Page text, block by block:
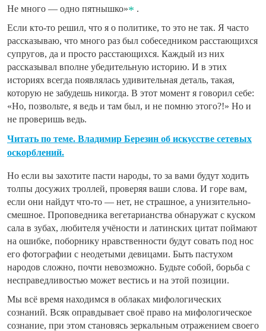
Не много — одно пятнышко»
.
Если кто-то решил, что я о политике, то это не так. Я часто
рассказываю, что много раз был собеседником расстающихся
супругов, да и просто расстающихся. Каждый из них
рассказывал вполне убедительную историю. И в этих
историях всегда появлялась удивительная деталь, такая,
которую не забудешь никогда. В этот момент я говорил себе:
«Но, позвольте, я ведь и там был, и не помню этого?!» Но и
не проверишь ведь.
Читать по теме. Владимир Березин об искусстве сетевых
оскорблений.
Но если вы захотите пасти народы, то за вами будут ходить
толпы досужих троллей, проверяя ваши слова. И горе вам,
если они найдут что-то — нет, не страшное, а унизительно-
смешное. Проповедника вегетарианства обнаружат с куском
сала в зубах, любителя учёности и латинских цитат поймают
на ошибке, поборнику нравственности будут совать под нос
его фотографии с неодетыми девицами. Быть пастухом
народов сложно, почти невозможно. Будьте собой, борьба с
несправедливостью может вестись и на этой позиции.
Мы всё время находимся в облаках мифологических
сознаний. Всяк оправдывает своё право на мифологическое
сознание, при этом становясь зеркальным отражением своего